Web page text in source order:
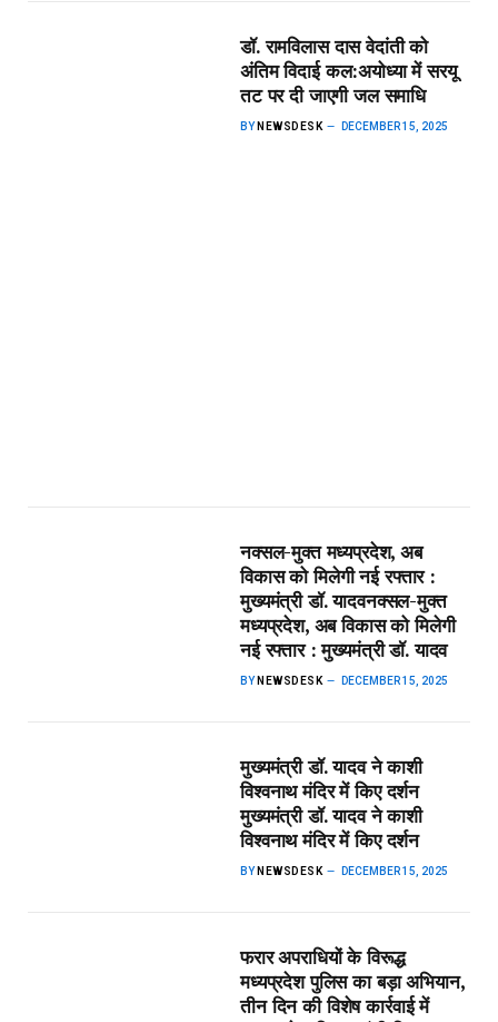
डॉ. रामविलास दास वेदांती को
अंतिम विदाई कल:अयोध्या में सरयू
तट पर दी जाएगी जल समाधि
BY NEWSDESK DECEMBER 15, 2025
नक्सल-मुक्त मध्यप्रदेश, अब
विकास को मिलेगी नई रफ्तार :
मुख्यमंत्री डॉ. यादव​नक्सल-मुक्त
मध्यप्रदेश, अब विकास को मिलेगी
नई रफ्तार : मुख्यमंत्री डॉ. यादव
BY NEWSDESK DECEMBER 15, 2025
मुख्यमंत्री डॉ. यादव ने काशी
विश्वनाथ मंदिर में किए दर्शन​
मुख्यमंत्री डॉ. यादव ने काशी
विश्वनाथ मंदिर में किए दर्शन
BY NEWSDESK DECEMBER 15, 2025
फरार अपराधियों के विरूद्ध
मध्यप्रदेश पुलिस का बड़ा अभियान,
तीन दिन की विशेष कार्रवाई में